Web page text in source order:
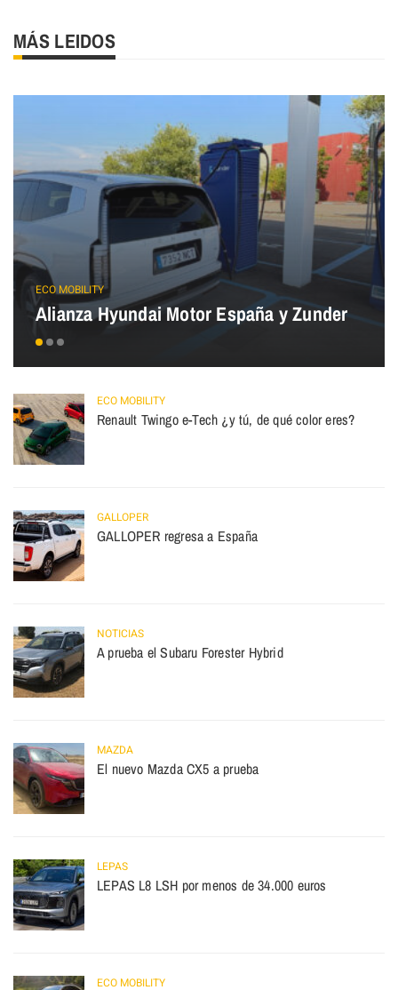
MÁS LEIDOS
ECO MOBILITY
Alianza Hyundai Motor España y Zunder
ECO MOBILITY
Renault Twingo e-Tech ¿y tú, de qué color eres?
GALLOPER
GALLOPER regresa a España
NOTICIAS
A prueba el Subaru Forester Hybrid
MAZDA
El nuevo Mazda CX5 a prueba
LEPAS
LEPAS L8 LSH por menos de 34.000 euros
ECO MOBILITY